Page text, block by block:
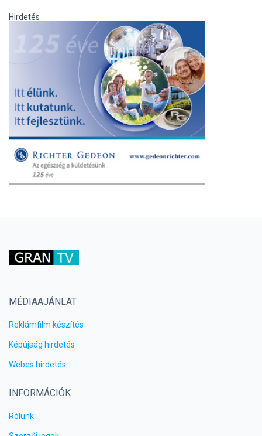
Hirdetés
MÉDIAAJÁNLAT
Reklámfilm készítés
Képújság hirdetés
Webes hirdetés
INFORMÁCIÓK
Rólunk